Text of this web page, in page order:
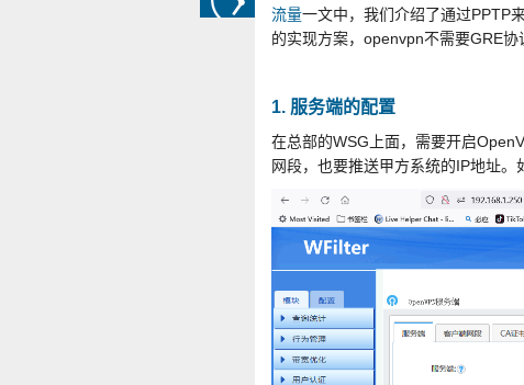
流量一文中，我们介绍了通过PPTP
的实现方案，openvpn不需要GRE协
1. 服务端的配置
在总部的WSG上面，需要开启
网段，也要推送甲方系统的IP地址。